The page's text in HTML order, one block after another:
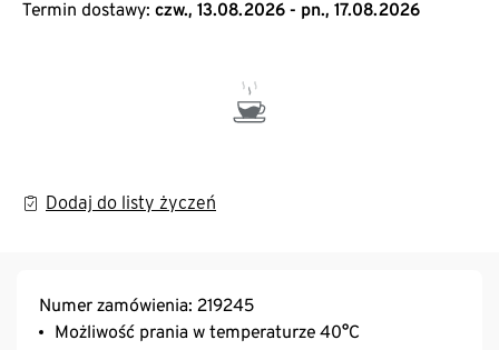
Termin dostawy: czw., 13.08.2026 - pn., 17.08.2026
Dodaj do listy życzeń
Numer zamówienia: 219245
Możliwość prania w temperaturze 40°C